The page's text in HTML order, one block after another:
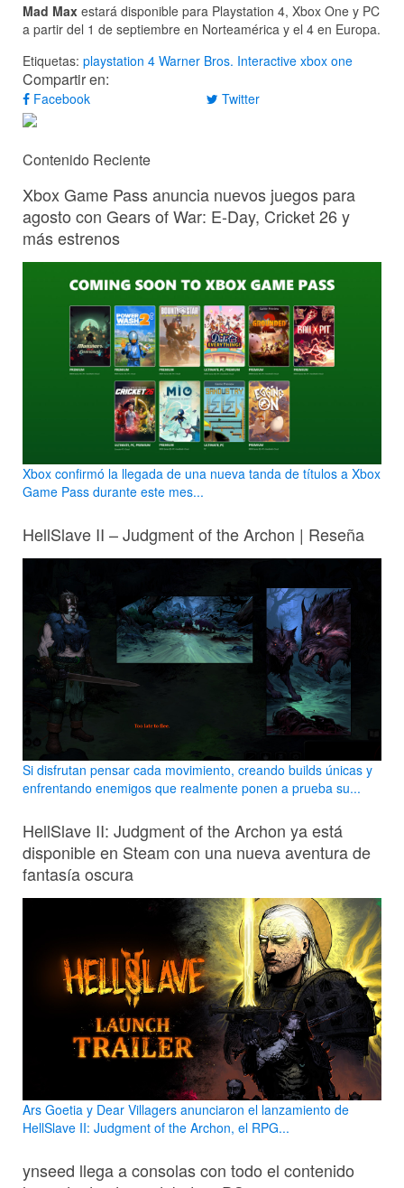
Mad Max estará disponible para Playstation 4, Xbox One y PC
a partir del 1 de septiembre en Norteamérica y el 4 en Europa.
Etiquetas: playstation 4 Warner Bros. Interactive xbox one
Compartir en:
Facebook Twitter
Contenido Reciente
Xbox Game Pass anuncia nuevos juegos para
agosto con Gears of War: E-Day, Cricket 26 y
más estrenos
Xbox confirmó la llegada de una nueva tanda de títulos a Xbox
Game Pass durante este mes...
HellSlave II – Judgment of the Archon | Reseña
Si disfrutan pensar cada movimiento, creando builds únicas y
enfrentando enemigos que realmente ponen a prueba su...
HellSlave II: Judgment of the Archon ya está
disponible en Steam con una nueva aventura de
fantasía oscura
Ars Goetia y Dear Villagers anunciaron el lanzamiento de
HellSlave II: Judgment of the Archon, el RPG...
ynseed llega a consolas con todo el contenido